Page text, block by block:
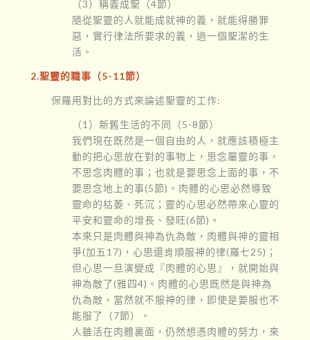
（3）稱義成聖（4節）
隨從聖靈的人就能成就神的義，就能得勝罪
惡，實行律法所要求的義，過一個聖潔的生
活。
2.聖靈的職事（5-11節）
保羅用對比的方式來論述聖靈的工作:
（1）新舊生活的不同（5-8節）
我們現在既然是一個自由的人，就應該積極主
動的把心思放在對的事物上，思念屬靈的事，
不思念肉體的事；也就是要思念上面的事，不
要思念地上的事(5節)。肉體的心思必然導致
靈命的枯萎、死沉；靈的心思必然帶來心靈的
平安和靈命的增長、發旺(6節)。
本來只是肉體與神為仇為敵，肉體與神的靈相
爭(加五17)，心思還肯順服神的律(羅七25)；
但心思一旦演變成『肉體的心思』，就開始與
神為敵了(雅四4)。肉體的心思既然是與神為
仇為敵，當然就不服神的律，即使是要服也不
能服了（7節）。
人雖活在肉體裏面，仍然想憑肉體的努力，來